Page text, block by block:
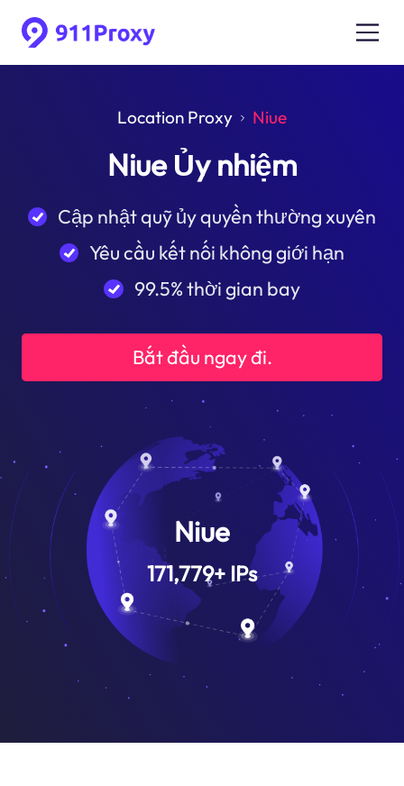
Location Proxy Niue
Niue Ủy nhiệm
Cập nhật quỹ ủy quyền thường xuyên
Yêu cầu kết nối không giới hạn
99.5% thời gian bay
Bắt đầu ngay đi.
Niue
171,779+ IPs